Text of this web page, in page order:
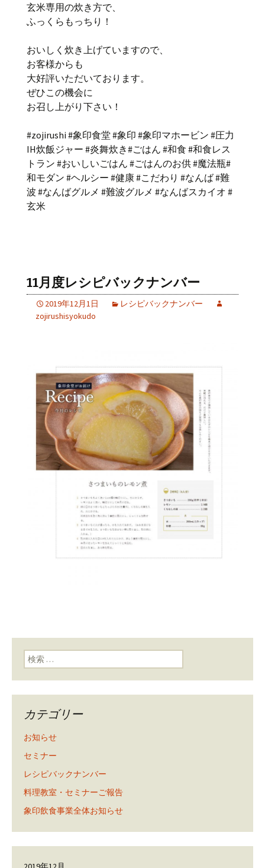
玄米専用の炊き方で、
ふっくらもっちり！
おいしく炊き上げていますので、
お客様からも
大好評いただいております。
ぜひこの機会に
お召し上がり下さい！
#zojirushi #象印食堂 #象印 #象印マホービン #圧力
IH炊飯ジャー #炎舞炊き#ごはん #和食 #和食レス
トラン #おいしいごはん #ごはんのお供 #魔法瓶#
和モダン #ヘルシー #健康 #こだわり #なんば #難
波 #なんばグルメ #難波グルメ #なんばスカイオ #
玄米
11月度レシピバックナンバー
2019年12月1日
レシピバックナンバー
zojirushisyokudo
検索:
カテゴリー
お知らせ
セミナー
レシピバックナンバー
料理教室・セミナーご報告
象印飲食事業全体お知らせ